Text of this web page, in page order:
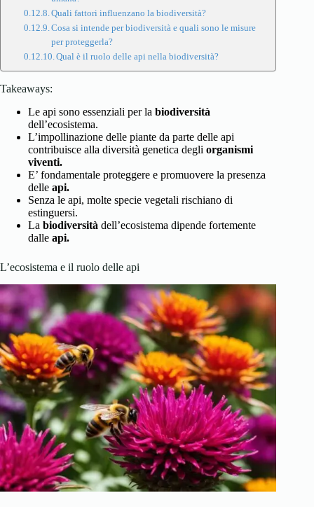
Quali fattori influenzano la biodiversità?
Cosa si intende per biodiversità e quali sono le misure
per proteggerla?
Qual è il ruolo delle api nella biodiversità?
Takeaways:
Le api sono essenziali per la biodiversità
dell’ecosistema.
L’impollinazione delle piante da parte delle api
contribuisce alla diversità genetica degli organismi
viventi.
E’ fondamentale proteggere e promuovere la presenza
delle api.
Senza le api, molte specie vegetali rischiano di
estinguersi.
La biodiversità dell’ecosistema dipende fortemente
dalle api.
L’ecosistema e il ruolo delle api